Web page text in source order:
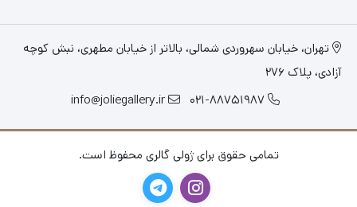
تهران، خیابان سهروردی شمالی، بالاتر از خیابان مطهری، نبش کوچه
آزادی، پلاک 276
021-88751987
info@joliegallery.ir
تمامی حقوق برای ژولی گالری محفوظ است.